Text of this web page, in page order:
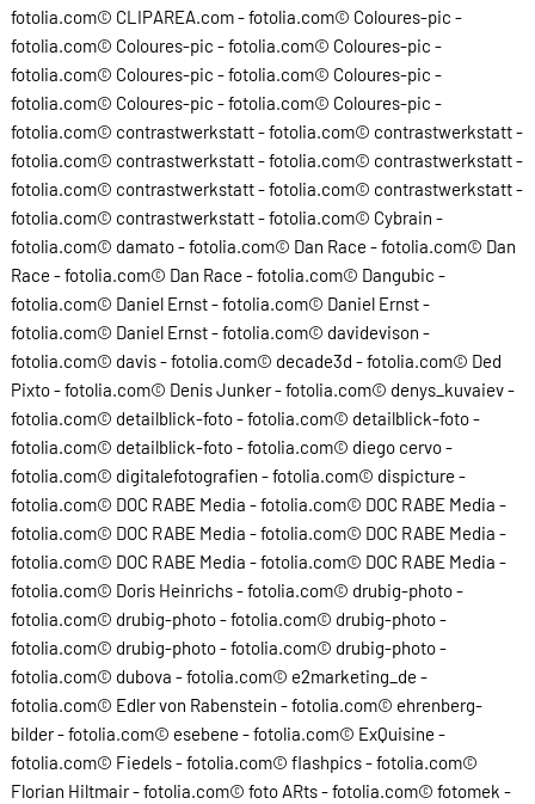
fotolia.com© CLIPAREA.com - fotolia.com© Coloures-pic -
fotolia.com© Coloures-pic - fotolia.com© Coloures-pic -
fotolia.com© Coloures-pic - fotolia.com© Coloures-pic -
fotolia.com© Coloures-pic - fotolia.com© Coloures-pic -
fotolia.com© contrastwerkstatt - fotolia.com© contrastwerkstatt -
fotolia.com© contrastwerkstatt - fotolia.com© contrastwerkstatt -
fotolia.com© contrastwerkstatt - fotolia.com© contrastwerkstatt -
fotolia.com© contrastwerkstatt - fotolia.com© Cybrain -
fotolia.com© damato - fotolia.com© Dan Race - fotolia.com© Dan
Race - fotolia.com© Dan Race - fotolia.com© Dangubic -
fotolia.com© Daniel Ernst - fotolia.com© Daniel Ernst -
fotolia.com© Daniel Ernst - fotolia.com© davidevison -
fotolia.com© davis - fotolia.com© decade3d - fotolia.com© Ded
Pixto - fotolia.com© Denis Junker - fotolia.com© denys_kuvaiev -
fotolia.com© detailblick-foto - fotolia.com© detailblick-foto -
fotolia.com© detailblick-foto - fotolia.com© diego cervo -
fotolia.com© digitalefotografien - fotolia.com© dispicture -
fotolia.com© DOC RABE Media - fotolia.com© DOC RABE Media -
fotolia.com© DOC RABE Media - fotolia.com© DOC RABE Media -
fotolia.com© DOC RABE Media - fotolia.com© DOC RABE Media -
fotolia.com© Doris Heinrichs - fotolia.com© drubig-photo -
fotolia.com© drubig-photo - fotolia.com© drubig-photo -
fotolia.com© drubig-photo - fotolia.com© drubig-photo -
fotolia.com© dubova - fotolia.com© e2marketing_de -
fotolia.com© Edler von Rabenstein - fotolia.com© ehrenberg-
bilder - fotolia.com© esebene - fotolia.com© ExQuisine -
fotolia.com© Fiedels - fotolia.com© flashpics - fotolia.com©
Florian Hiltmair - fotolia.com© foto ARts - fotolia.com© fotomek -